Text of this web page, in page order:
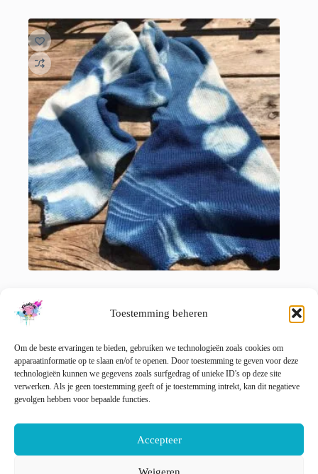
Toestemming beheren
Om de beste ervaringen te bieden, gebruiken we technologieën zoals cookies om
apparaatinformatie op te slaan en/of te openen. Door toestemming te geven voor deze
technologieën kunnen we gegevens zoals surfgedrag of unieke ID's op deze site
verwerken. Als je geen toestemming geeft of je toestemming intrekt, kan dit negatieve
gevolgen hebben voor bepaalde functies.
Accepteer
Weigeren
sokblouse. Sokgewicht superwash merino met nylon
mix.
🚨 Nog maar1op voorraad!
Toevoegen aan winkelwagen